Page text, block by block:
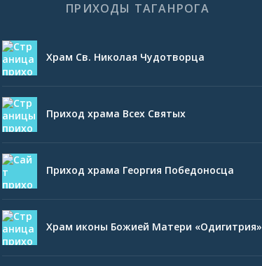
ПРИХОДЫ ТАГАНРОГА
Храм Св. Николая Чудотворца
Приход храма Всех Святых
Приход храма Георгия Победоносца
Храм иконы Божией Матери «Одигитрия»